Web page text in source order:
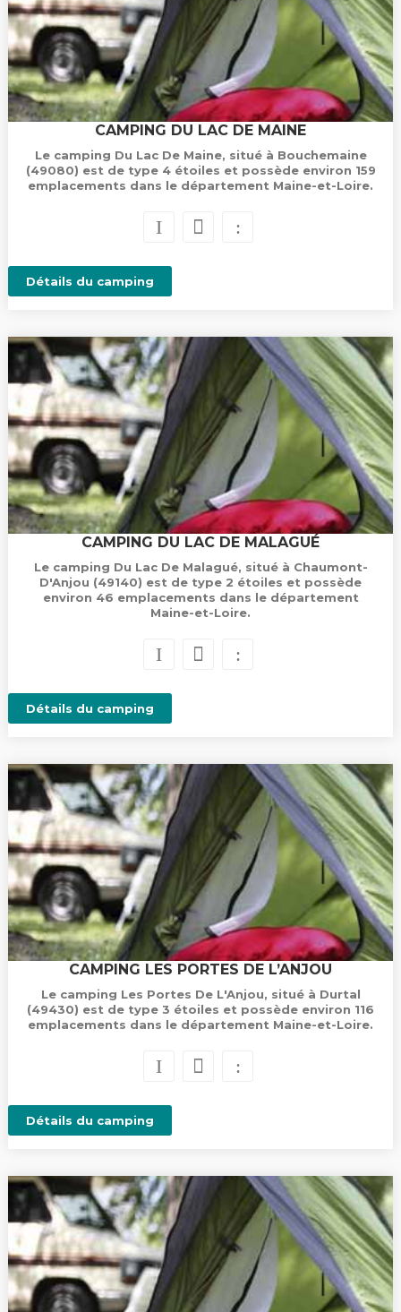
CAMPING DU LAC DE MAINE
Le camping Du Lac De Maine, situé à Bouchemaine
(49080) est de type 4 étoiles et possède environ 159
emplacements dans le département Maine-et-Loire.
Détails du camping
CAMPING DU LAC DE MALAGUÉ
Le camping Du Lac De Malagué, situé à Chaumont-
D'Anjou (49140) est de type 2 étoiles et possède
environ 46 emplacements dans le département
Maine-et-Loire.
Détails du camping
CAMPING LES PORTES DE L’ANJOU
Le camping Les Portes De L'Anjou, situé à Durtal
(49430) est de type 3 étoiles et possède environ 116
emplacements dans le département Maine-et-Loire.
Détails du camping